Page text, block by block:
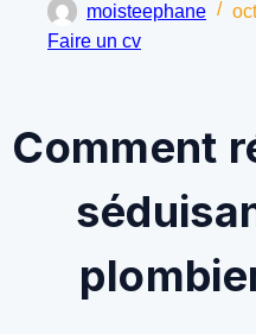
moisteephane
Faire un cv
Comment